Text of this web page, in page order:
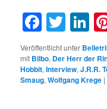
Veröffentlicht unter
mit Bilbo, Der Herr der
Hobbit,Interview,J.R.R.
Smaug,Wolfgang Krege |